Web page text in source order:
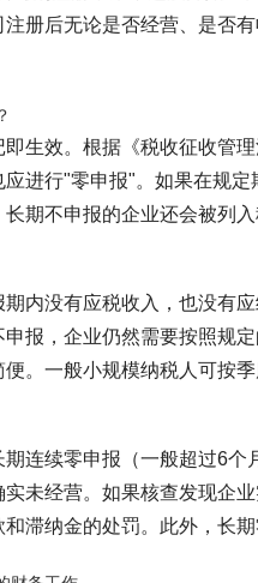
册后无论是否经营、是否
生效。根据《税收征收管
进行"零申报"。如果在规
期不申报的企业还会被列
内没有应税收入，也没有
报，企业仍然需要按照规
。一般小规模纳税人可按
连续零申报（一般超过6
未经营。如果核查发现企
滞纳金的处罚。此外，长